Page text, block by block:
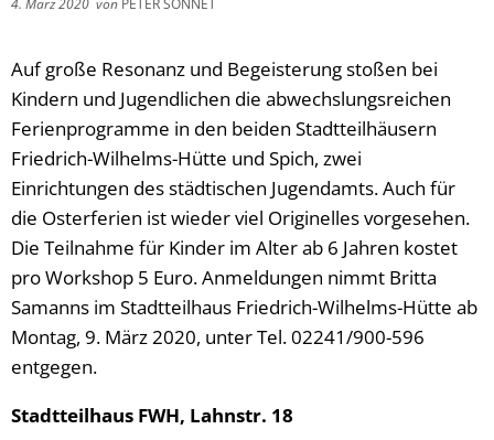
4. März 2020 von PETER SONNET
Auf große Resonanz und Begeisterung stoßen bei
Kindern und Jugendlichen die abwechslungsreichen
Ferienprogramme in den beiden Stadtteilhäusern
Friedrich-Wilhelms-Hütte und Spich, zwei
Einrichtungen des städtischen Jugendamts. Auch für
die Osterferien ist wieder viel Originelles vorgesehen.
Die Teilnahme für Kinder im Alter ab 6 Jahren kostet
pro Workshop 5 Euro. Anmeldungen nimmt Britta
Samanns im Stadtteilhaus Friedrich-Wilhelms-Hütte ab
Montag, 9. März 2020, unter Tel. 02241/900-596
entgegen.
Stadtteilhaus FWH, Lahnstr. 18